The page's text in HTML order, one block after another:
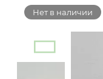
Нет в наличии